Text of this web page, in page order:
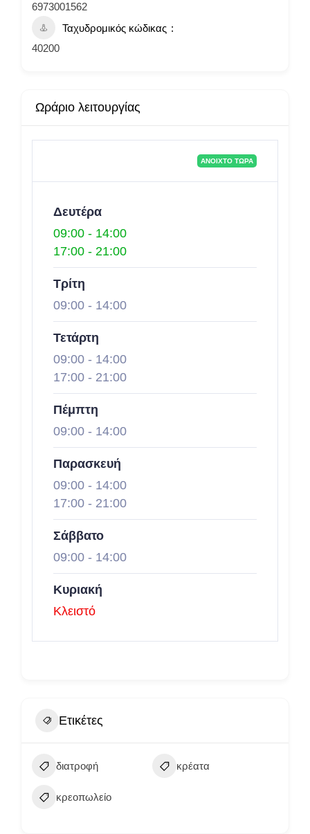
6973001562
Ταχυδρομικός κώδικας
40200
Ωράριο λειτουργίας
ΑΝΟΙΧΤΌ ΤΏΡΑ
Δευτέρα
09:00 - 14:00
17:00 - 21:00
Τρίτη
09:00 - 14:00
Τετάρτη
09:00 - 14:00
17:00 - 21:00
Πέμπτη
09:00 - 14:00
Παρασκευή
09:00 - 14:00
17:00 - 21:00
Σάββατο
09:00 - 14:00
Κυριακή
Κλειστό
Ετικέτες
διατροφή κρέατα
κρεοπωλείο